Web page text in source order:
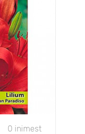
0 inimest